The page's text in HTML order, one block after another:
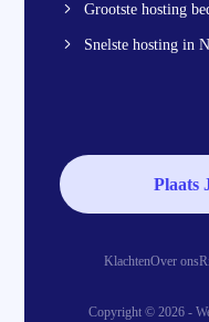
Grootste hosting
Snelste hosting in
Copyright © 2026 -
KlachtenOver ons
Plaats